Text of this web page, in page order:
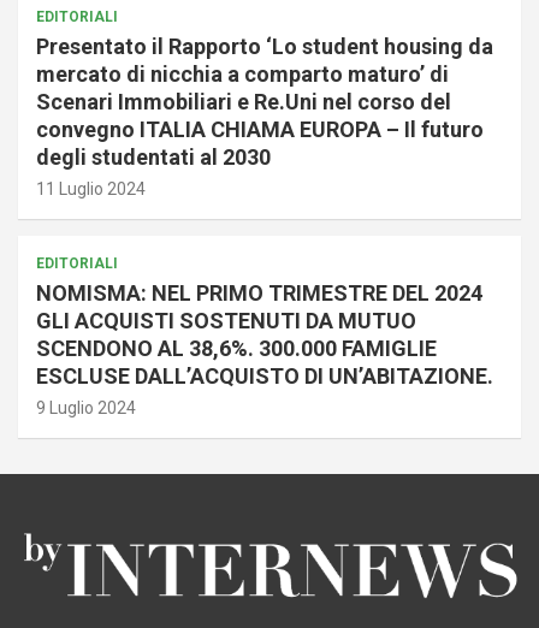
EDITORIALI
Presentato il Rapporto ‘Lo student housing da
mercato di nicchia a comparto maturo’ di
Scenari Immobiliari e Re.Uni nel corso del
convegno ITALIA CHIAMA EUROPA – Il futuro
degli studentati al 2030
11 Luglio 2024
EDITORIALI
NOMISMA: NEL PRIMO TRIMESTRE DEL 2024
GLI ACQUISTI SOSTENUTI DA MUTUO
SCENDONO AL 38,6%. 300.000 FAMIGLIE
ESCLUSE DALL’ACQUISTO DI UN’ABITAZIONE.
9 Luglio 2024